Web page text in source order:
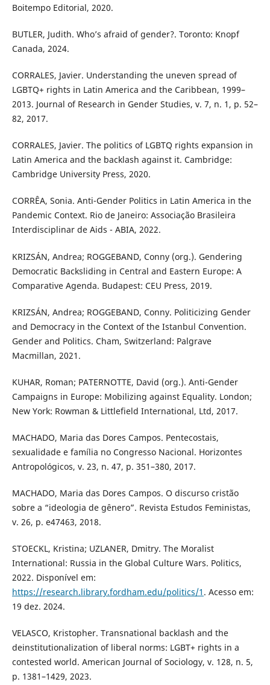
Boitempo Editorial, 2020.
BUTLER, Judith. Who’s afraid of gender?. Toronto: Knopf
Canada, 2024.
CORRALES, Javier. Understanding the uneven spread of
LGBTQ+ rights in Latin America and the Caribbean, 1999–
2013. Journal of Research in Gender Studies, v. 7, n. 1, p. 52–
82, 2017.
CORRALES, Javier. The politics of LGBTQ rights expansion in
Latin America and the backlash against it. Cambridge:
Cambridge University Press, 2020.
CORRÊA, Sonia. Anti-Gender Politics in Latin America in the
Pandemic Context. Rio de Janeiro: Associação Brasileira
Interdisciplinar de Aids - ABIA, 2022.
KRIZSÁN, Andrea; ROGGEBAND, Conny (org.). Gendering
Democratic Backsliding in Central and Eastern Europe: A
Comparative Agenda. Budapest: CEU Press, 2019.
KRIZSÁN, Andrea; ROGGEBAND, Conny. Politicizing Gender
and Democracy in the Context of the Istanbul Convention.
Gender and Politics. Cham, Switzerland: Palgrave
Macmillan, 2021.
KUHAR, Roman; PATERNOTTE, David (org.). Anti-Gender
Campaigns in Europe: Mobilizing against Equality. London;
New York: Rowman & Littlefield International, Ltd, 2017.
MACHADO, Maria das Dores Campos. Pentecostais,
sexualidade e família no Congresso Nacional. Horizontes
Antropológicos, v. 23, n. 47, p. 351–380, 2017.
MACHADO, Maria das Dores Campos. O discurso cristão
sobre a “ideologia de gênero”. Revista Estudos Feministas,
v. 26, p. e47463, 2018.
STOECKL, Kristina; UZLANER, Dmitry. The Moralist
International: Russia in the Global Culture Wars. Politics,
2022. Disponível em:
https://research.library.fordham.edu/politics/1 . Acesso em:
19 dez. 2024.
VELASCO, Kristopher. Transnational backlash and the
deinstitutionalization of liberal norms: LGBT+ rights in a
contested world. American Journal of Sociology, v. 128, n. 5,
p. 1381–1429, 2023.